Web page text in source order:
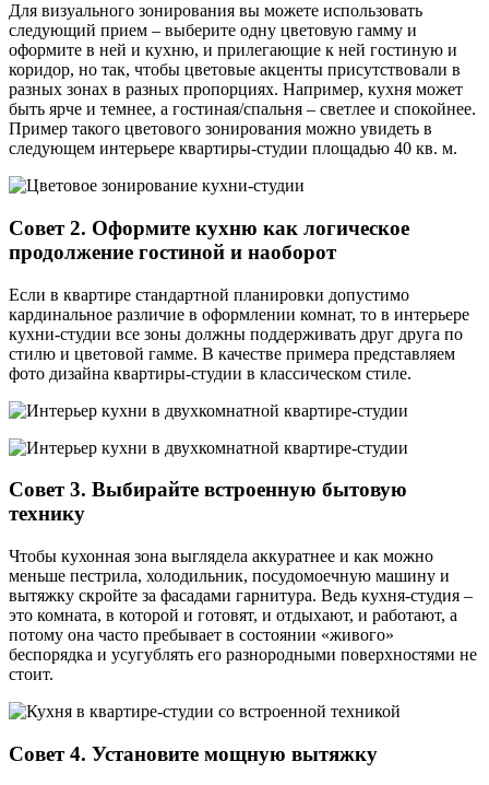
Для визуального зонирования вы можете использовать
следующий прием – выберите одну цветовую гамму и
оформите в ней и кухню, и прилегающие к ней гостиную и
коридор, но так, чтобы цветовые акценты присутствовали в
разных зонах в разных пропорциях. Например, кухня может
быть ярче и темнее, а гостиная/спальня – светлее и спокойнее.
Пример такого цветового зонирования можно увидеть в
следующем интерьере квартиры-студии площадью 40 кв. м.
Совет 2. Оформите кухню как логическое
продолжение гостиной и наоборот
Если в квартире стандартной планировки допустимо
кардинальное различие в оформлении комнат, то в интерьере
кухни-студии все зоны должны поддерживать друг друга по
стилю и цветовой гамме. В качестве примера представляем
фото дизайна квартиры-студии в классическом стиле.
Совет 3. Выбирайте встроенную бытовую
технику
Чтобы кухонная зона выглядела аккуратнее и как можно
меньше пестрила, холодильник, посудомоечную машину и
вытяжку скройте за фасадами гарнитура. Ведь кухня-студия –
это комната, в которой и готовят, и отдыхают, и работают, а
потому она часто пребывает в состоянии «живого»
беспорядка и усугублять его разнородными поверхностями не
стоит.
Совет 4. Установите мощную вытяжку